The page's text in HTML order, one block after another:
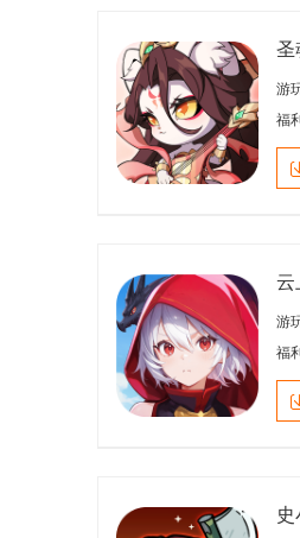
圣
游
福
云
游
福
逝
龙